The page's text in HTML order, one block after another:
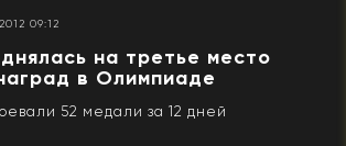
09:12
на третье место
в Олимпиаде
52 медали за 12 дней